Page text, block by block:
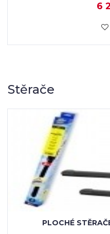
6
Stěrače
PLOCHÉ